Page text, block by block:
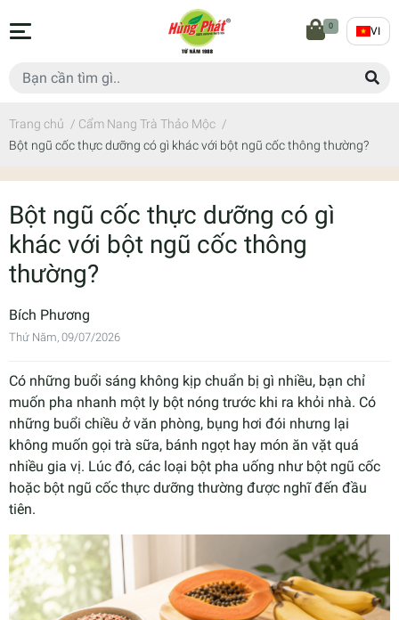
0 VI
Trang chủ / Cẩm Nang Trà Thảo Mộc /
Bột ngũ cốc thực dưỡng có gì khác với bột ngũ cốc thông thường?
Bột ngũ cốc thực dưỡng có gì
khác với bột ngũ cốc thông
thường?
Bích Phương
Thứ Năm, 09/07/2026
Có những buổi sáng không kịp chuẩn bị gì nhiều, bạn chỉ
muốn pha nhanh một ly bột nóng trước khi ra khỏi nhà. Có
những buổi chiều ở văn phòng, bụng hơi đói nhưng lại
không muốn gọi trà sữa, bánh ngọt hay món ăn vặt quá
nhiều gia vị. Lúc đó, các loại bột pha uống như bột ngũ cốc
hoặc bột ngũ cốc thực dưỡng thường được nghĩ đến đầu
tiên.